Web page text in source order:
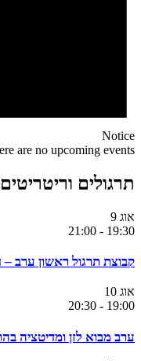
Notice
are no upcoming events.
תרגולים
אוג 9
19:30
-
21:00
קבוצת תרגול ראשון ערב –
אוג 10
19:00
-
20:30
ערב מבוא לזן ומדיטציה